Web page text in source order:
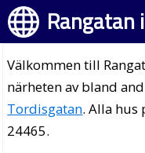
Rangatan
Välkommen till
närheten av bland
Tordisgatan. Alla hus
24465.